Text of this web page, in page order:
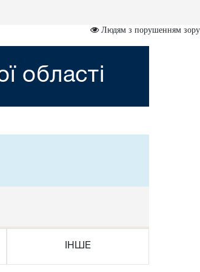
Людям з порушенням зору
області
ІНШЕ